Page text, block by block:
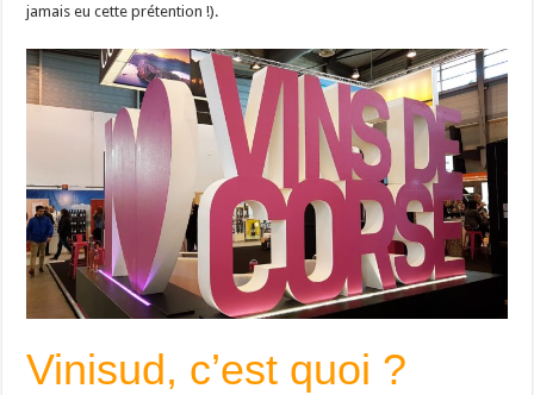
jamais eu cette prétention !).
Vinisud, c’est quoi ?